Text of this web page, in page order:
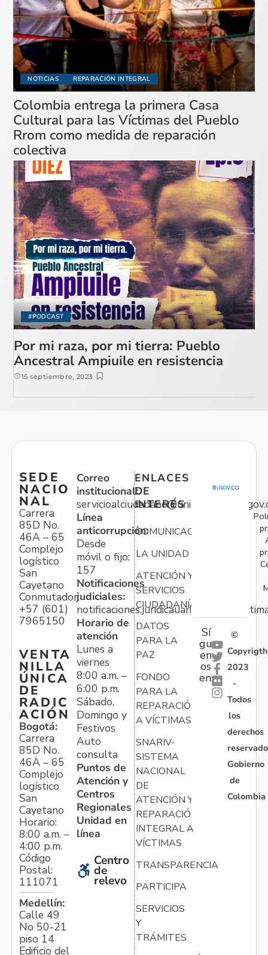
NOTICIAS REPARACIÓN INTEGRAL
Colombia entrega la primera Casa
Cultural para las Víctimas del Pueblo
Rrom como medida de reparación
colectiva
#PODCAST
Por mi raza, por mi tierra: Pueblo
Ancestral Ampiuile en resistencia
15 septiembre, 2023
SEDE
NACIO
NAL
Carrera
85D No.
46A – 65
Complejo
logístico
San
Cayetano
Conmutador:
+57 (601)
7965150
VENTA
NILLA
ÚNICA
DE
RADIC
ACIÓN
Bogotá:
Carrera
85D No.
46A – 65
Complejo
logístico
San
Cayetano
Horario:
8:00 a.m. –
4:00 p.m.
Código
Postal:
111071
Medellín:
Calle 49
No 50-21
piso 14
Edificio del
Correo
institucional:
Línea
anticorrupción:
Desde
móvil o fijo:
157
Notificaciones
judiciales:
Horario de
atención
Lunes a
viernes
8:00 a.m. –
6:00 p.m.
Sábado,
Domingo y
Festivos
Auto
consulta
Puntos de
Atención y
Centros
Regionales
Unidad en
línea
Centro
de
relevo
ENLACES
DE
INTERÉS
COMUNICACIONES
LA UNIDAD
ATENCIÓN Y
SERVICIOS
CIUDADANÍA
DATOS
PARA LA
PAZ
FONDO
PARA LA
REPARACIÓN
A VÍCTIMAS
SNARIV-
SISTEMA
NACIONAL
DE
ATENCIÓN Y
REPARACIÓN
INTEGRAL A
VÍCTIMAS
TRANSPARENCIA
PARTICIPA
SERVICIOS
Y
TRÁMITES
Sí
gu
en
os
en:
©
Copyrigth
2023
-
Todos
los
derechos
Gobierno
de
Colombia